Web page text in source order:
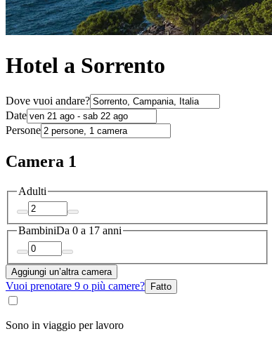
Hotel a Sorrento
Dove vuoi andare?
Date
Persone
Camera 1
Adulti
BambiniDa 0 a 17 anni
Aggiungi un’altra camera
Vuoi prenotare 9 o più camere? Fatto
Sono in viaggio per lavoro